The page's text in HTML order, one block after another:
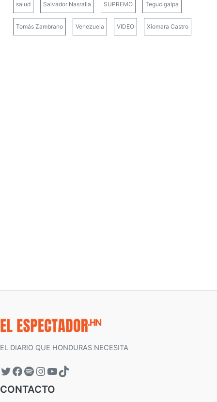
salud Salvador Nasralla SUPREMO Tegucigalpa
Tomás Zambrano Venezuela VIDEO Xiomara Castro
EL DIARIO QUE HONDURAS NECESITA
CONTACTO